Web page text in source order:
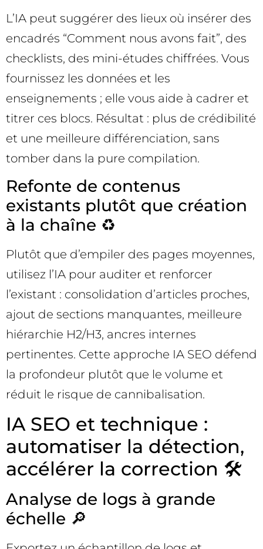
L’IA peut suggérer des lieux où insérer des
encadrés “Comment nous avons fait”, des
checklists, des mini-études chiffrées. Vous
fournissez les données et les
enseignements ; elle vous aide à cadrer et
titrer ces blocs. Résultat : plus de crédibilité
et une meilleure différenciation, sans
tomber dans la pure compilation.
Refonte de contenus
existants plutôt que création
à la chaîne ♻️
Plutôt que d’empiler des pages moyennes,
utilisez l’IA pour auditer et renforcer
l’existant : consolidation d’articles proches,
ajout de sections manquantes, meilleure
hiérarchie H2/H3, ancres internes
pertinentes. Cette approche IA SEO défend
la profondeur plutôt que le volume et
réduit le risque de cannibalisation.
IA SEO et technique :
automatiser la détection,
accélérer la correction 🛠️
Analyse de logs à grande
échelle 🔎